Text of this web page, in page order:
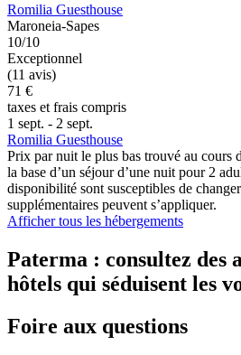
Romilia Guesthouse
Maroneia-Sapes
10/10
Exceptionnel
(11 avis)
71 €
taxes et frais compris
1 sept. - 2 sept.
Romilia Guesthouse
Prix par nuit le plus bas trouvé au cours
la base d’un séjour d’une nuit pour 2
disponibilité sont susceptibles de
supplémentaires peuvent s’appliquer.
Afficher tous les hébergements
Paterma : consultez des
hôtels qui séduisent les
Foire aux questions